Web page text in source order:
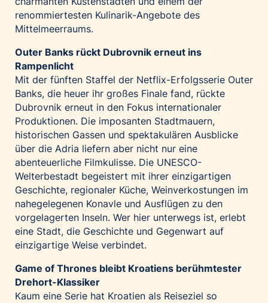
renommiertesten Kulinarik-Angebote des
Mittelmeerraums.
Outer Banks rückt Dubrovnik erneut ins
Rampenlicht
Mit der fünften Staffel der Netflix-Erfolgsserie Outer
Banks, die heuer ihr großes Finale fand, rückte
Dubrovnik erneut in den Fokus internationaler
Produktionen. Die imposanten Stadtmauern,
historischen Gassen und spektakulären Ausblicke
über die Adria liefern aber nicht nur eine
abenteuerliche Filmkulisse. Die UNESCO-
Welterbestadt begeistert mit ihrer einzigartigen
Geschichte, regionaler Küche, Weinverkostungen im
nahegelegenen Konavle und Ausflügen zu den
vorgelagerten Inseln. Wer hier unterwegs ist, erlebt
eine Stadt, die Geschichte und Gegenwart auf
einzigartige Weise verbindet.
Game of Thrones bleibt Kroatiens berühmtester
Drehort-Klassiker
Kaum eine Serie hat Kroatien als Reiseziel so